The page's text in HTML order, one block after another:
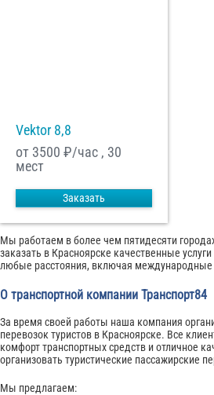
Vektor 8,8
от 3500 ₽/час , 30
мест
Заказать
Мы работаем в более чем пятидесяти
заказать в Красноярске качественные
любые расстояния, включая международные
О транспортной компании Транспорт84
За время своей работы наша компания
перевозок туристов в Красноярске. Все
комфорт транспортных средств и отличное
организовать туристические пассажирские
Мы предлагаем: